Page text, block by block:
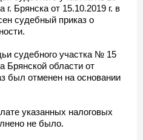
г. Брянска от 15.10.2019 г. в
судебный приказ о
судебного участка № 15
Брянской области от
был отменен на основании
указанных налоговых
не было.